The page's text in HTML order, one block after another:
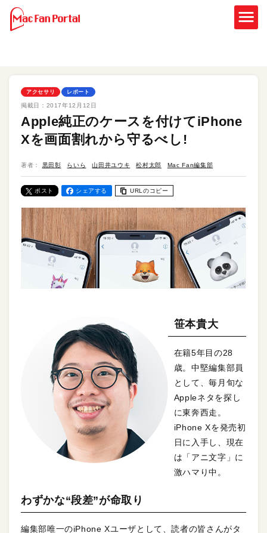
アクセサリ レポート
掲載日： 2017年12月12日
Apple純正のケースを付けてiPhone
Xを画面割れから守るべし!
著者： 黒田彰 らいら 山田井ユウキ 松村太郎 Mac Fan編集部
ポスト シェアする URLのコピー
笹本貴大
在籍5年目の28
歳。中堅編集部員
として、毎月旬な
Appleネタを探し
に東奔西走。
iPhone Xを発売初
日に入手し、現在
は「アニ文字」に
激ハマり中。
わずかな“段差”が命取り
編集部唯一のiPhone Xユーザとして、読者の皆さんがタ